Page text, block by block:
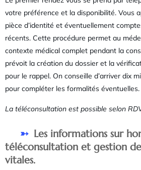
votre préférence et la disponibilité. Vous
pièce d’identité et éventuellement
récents. Cette procédure permet au
contexte médical complet pendant la
prévoit la création du dossier et la
pour le rappel. On conseille d’arriver dix
pour compléter les formalités éventuelles.
La téléconsultation est possible selon
Les informations sur
téléconsultation et gestion
vitales.